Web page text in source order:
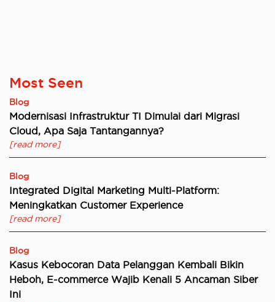
Most Seen
Blog
Modernisasi Infrastruktur TI Dimulai dari Migrasi
Cloud, Apa Saja Tantangannya?
[read more]
Blog
Integrated Digital Marketing Multi-Platform:
Meningkatkan Customer Experience
[read more]
Blog
Kasus Kebocoran Data Pelanggan Kembali Bikin
Heboh, E-commerce Wajib Kenali 5 Ancaman Siber
Ini